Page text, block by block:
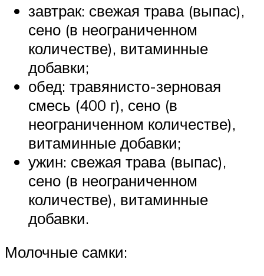
завтрак: свежая трава (выпас),
сено (в неограниченном
количестве), витаминные
добавки;
обед: травянисто-зерновая
смесь (400 г), сено (в
неограниченном количестве),
витаминные добавки;
ужин: свежая трава (выпас),
сено (в неограниченном
количестве), витаминные
добавки.
Молочные самки: